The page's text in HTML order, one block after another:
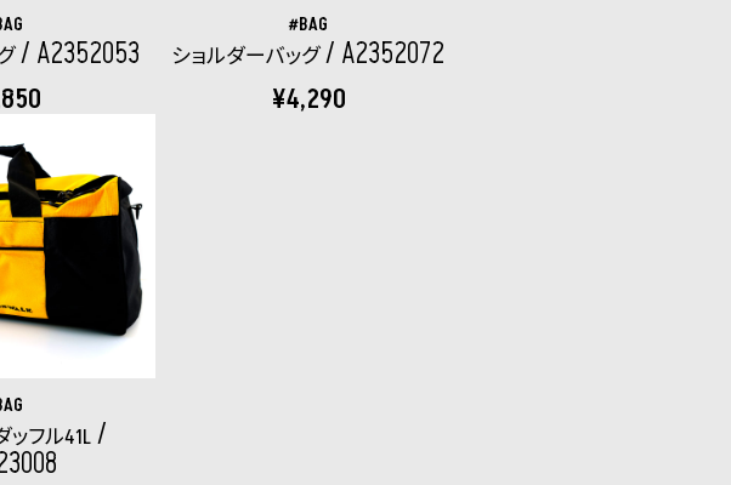
A2352053
BAG
ショルダーバッグ A2352072
¥4,290
ッフル41L